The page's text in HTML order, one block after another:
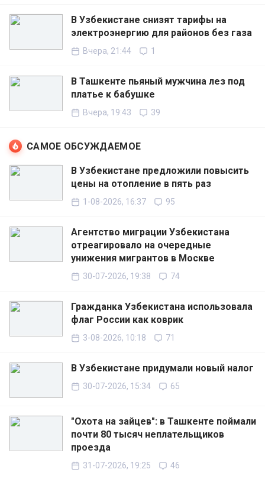
В Узбекистане снизят тарифы на
электроэнергию для районов без газа
Вчера, 21:44 1
В Ташкенте пьяный мужчина лез под
платье к бабушке
Вчера, 19:43 39
САМОЕ ОБСУЖДАЕМОЕ
В Узбекистане предложили повысить
цены на отопление в пять раз
1-08-2026, 16:37 95
Агентство миграции Узбекистана
отреагировало на очередные
унижения мигрантов в Москве
30-07-2026, 19:38 74
Гражданка Узбекистана использовала
флаг России как коврик
3-08-2026, 10:18 71
В Узбекистане придумали новый налог
30-07-2026, 15:34 65
"Охота на зайцев": в Ташкенте поймали
почти 80 тысяч неплательщиков
проезда
31-07-2026, 19:25 46